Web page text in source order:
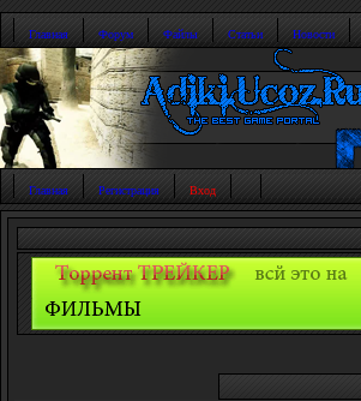
Главная Форум Файлы Статьи Новости
Главная Регистрация Вход